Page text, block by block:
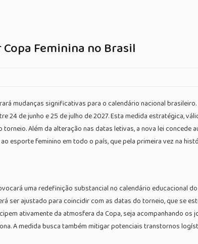
Feminina no Brasil
mudanças significativas para o calendário nacional
24 de junho e 25 de julho de 2027. Esta medida estratégica,
Além da alteração nas datas letivas, a nova lei
esporte feminino em todo o país, que pela primeira vez na
uma redefinição substancial no calendário educacional
ser ajustado para coincidir com as datas do torneio, que se
ativamente da atmosfera da Copa, seja acompanhando
A medida busca também mitigar potenciais transtornos